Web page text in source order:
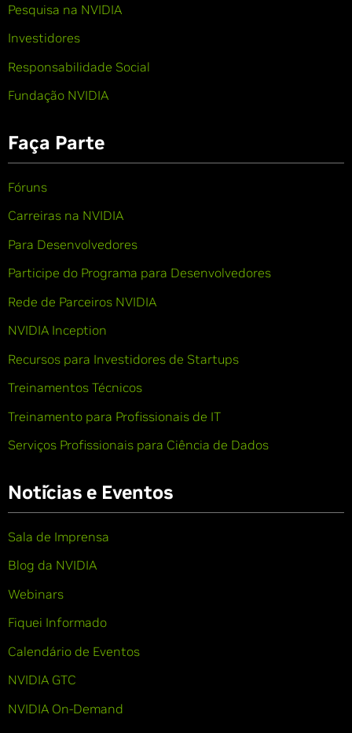
Pesquisa na NVIDIA
Investidores
Responsabilidade Social
Fundação NVIDIA
Faça Parte
Fóruns
Carreiras na NVIDIA
Para Desenvolvedores
Participe do Programa para Desenvolvedores
Rede de Parceiros NVIDIA
NVIDIA Inception
Recursos para Investidores de Startups
Treinamentos Técnicos
Treinamento para Profissionais de IT
Serviços Profissionais para Ciência de Dados
Notícias e Eventos
Sala de Imprensa
Blog da NVIDIA
Webinars
Fiquei Informado
Calendário de Eventos
NVIDIA GTC
NVIDIA On-Demand